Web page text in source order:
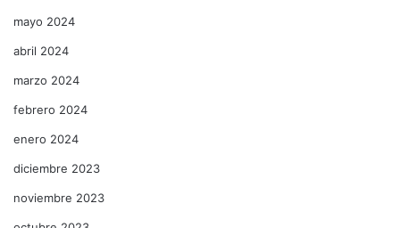
mayo 2024
abril 2024
marzo 2024
febrero 2024
enero 2024
diciembre 2023
noviembre 2023